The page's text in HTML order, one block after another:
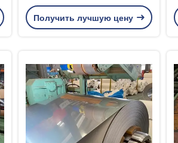
холоднопрокатные
нержавеющей сталью
Получить лучшую цену